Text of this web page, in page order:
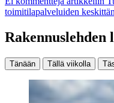
toimitilapalveluiden
Rakennuslehden
Tänään Tällä viikolla